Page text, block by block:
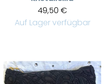
49,50 €
Auf Lager verfügbar